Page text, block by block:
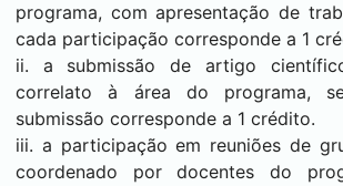
programa, com apresentação de
cada participação corresponde a 1
ii. a submissão de artigo
correlato à área do programa,
submissão corresponde a 1 crédito.
iii. a participação em reuniões de
coordenado por docentes do